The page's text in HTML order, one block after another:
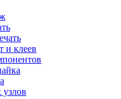
и клеев